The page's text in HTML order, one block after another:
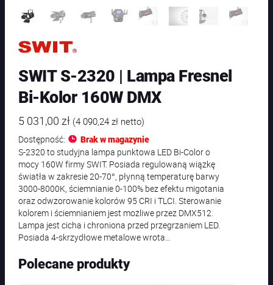
SWIT S-2320 | Lampa Fresnel
Bi-Kolor 160W DMX
5 031,00 zł (4 090,24zł netto)
Dostępność:
Brak w magazynie
S-2320 to studyjna lampa punktowa LED Bi-Color o
mocy 160W firmy SWIT. Posiada regulowaną wiązkę
światła w zakresie 20-70°, płynną temperaturę barwy
3000-8000K, ściemnianie 0-100% bez efektu migotania
oraz odwzorowanie kolorów 95 CRI i TLCI. Sterowanie
kolorem i ściemnianiem jest możliwe przez DMX512.
Lampa jest cicha i chroniona przed przegrzaniem LED.
Posiada 4-skrzydłowe metalowe wrota…
Polecane produkty